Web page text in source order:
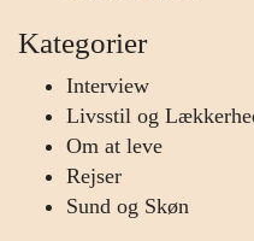
Kategorier
Interview
Livsstil og
Om at leve
Rejser
Sund og Skøn